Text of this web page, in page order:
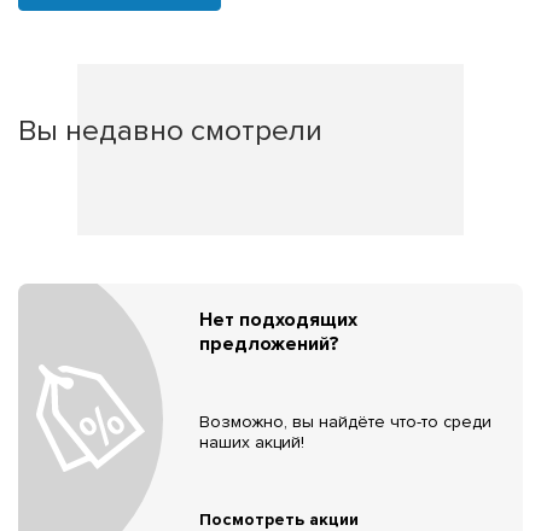
Вы недавно смотрели
Нет подходящих
предложений?
Возможно, вы найдёте что-то среди
наших акций!
Посмотреть акции